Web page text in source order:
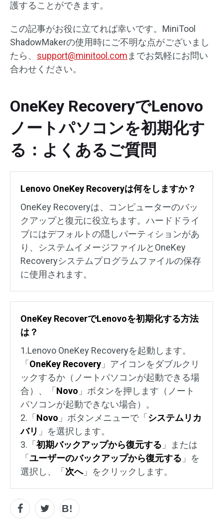
護することができます。
この記事がお役に立てれば幸いです。MiniTool
ShadowMakerの使用時にご不明な点がございまし
たら、 support@minitool.com までお気軽にお問い
合わせください。
OneKey RecoveryでLenovo
ノートパソコンを初期化す
る：よくあるご質問
Lenovo OneKey Recoveryは何をしますか？
OneKey Recoveryは、コンピューターのバッ
クアップと復元に役立ちます。ハードドライ
ブにはデフォルトの隠しパーティションがあ
り、システムイメージファイルとOneKey
Recoveryシステムプログラムファイルの保存
に使用されます。
OneKey RecoverでLenovoを初期化する方法
は？
1.Lenovo OneKey Recoveryを起動します。
「 OneKey Recovery 」アイコンをダブルクリ
ックするか（ノートパソコンが起動できる場
合）、「 Novo 」ボタンを押します（ノート
パソコンが起動できない場合）。
2.「 Novo 」ボタンメニューで「 システムリカ
バリ 」を選択します。
3.「 初期バックアップから復元する 」または
「 ユーザーのバックアップから復元する 」を
選択し、「 次へ」をクリックします。